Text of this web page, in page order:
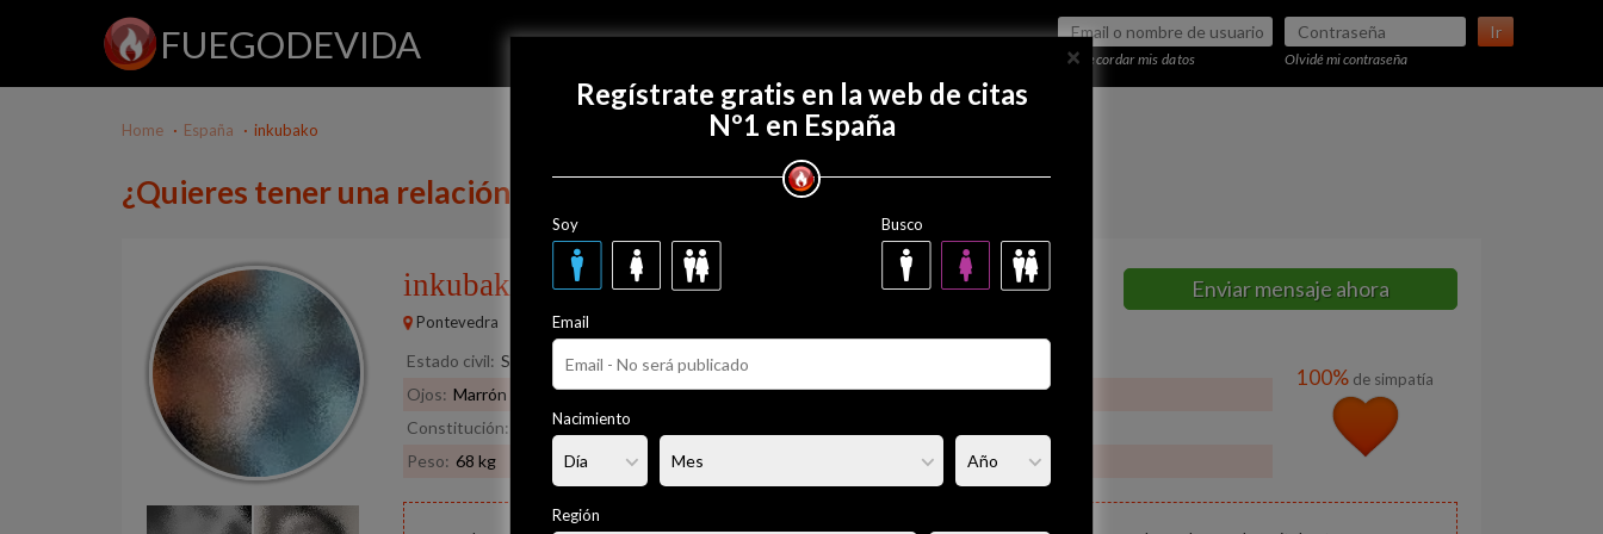
FUEGODEVIDA Ir
Recordar mis datos Olvidé mi contraseña
Regístrate gratis
Home España inkubako
¿Quieres tener una relación con inkubako?
inkubako
33 años
Pontevedra
Enviar mensaje ahora
Estado civil: Soltero
Ojos: Marrón Pelo: Moreno
Constitución:
Deportista
Peso: 68 kg
100% de simpatía
×
Regístrate gratis en la web de citas
Nº1 en España
Soy Busco
Email
Nacimiento
Región